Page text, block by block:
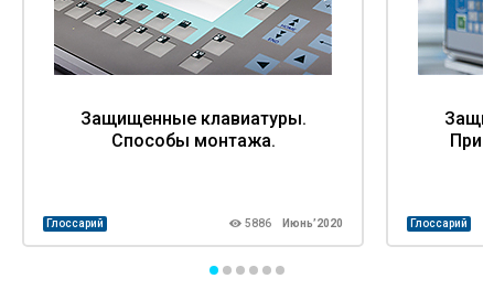
Защищенные клавиатуры.
Способы монтажа.
Глоссарий 5886 Июнь’2020 Глоссарий